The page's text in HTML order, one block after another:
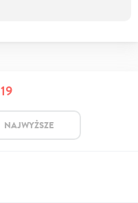
19
NAJWYŻSZE